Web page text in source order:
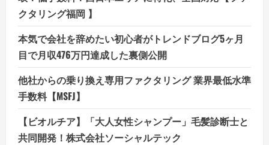
クタリング福岡 】
本気で会社を辞めたい初心者がトレンドブログ5ヶ月
目で月収476万円達成した裏側公開
他社からの乗り換え専用ファクタリング 業界最低水準
手数料【MSFJ】
【ビオルチア】「大人女性シャンプー」毛髪診断士と
共同開発！株式会社ソーシャルテック